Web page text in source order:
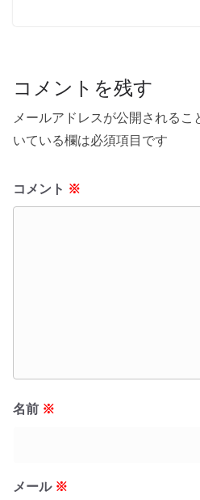
コメントを残す
メールアドレスが公開されるこ
いている欄は必須項目です
コメント ※
名前 ※
メール ※